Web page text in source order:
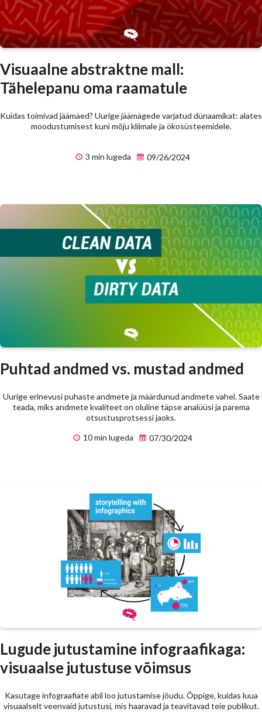
Visuaalne abstraktne mall:
Tähelepanu oma raamatule
Kuidas toimivad jäämäed? Uurige jäämägede varjatud dünaamikat: alates
moodustumisest kuni mõju kliimale ja ökosüsteemidele.
3 min lugeda 09/26/2024
Puhtad andmed vs. mustad andmed
Uurige erinevusi puhaste andmete ja määrdunud andmete vahel. Saate
teada, miks andmete kvaliteet on oluline täpse analüüsi ja parema
otsustusprotsessi jaoks.
10 min lugeda
07/30/2024
Lugude jutustamine infograafikaga:
visuaalse jutustuse võimsus
Kasutage infograafiate abil loo jutustamise jõudu. Õppige, kuidas luua
visuaalselt veenvaid jutustusi, mis haaravad ja teavitavad teie publikut.